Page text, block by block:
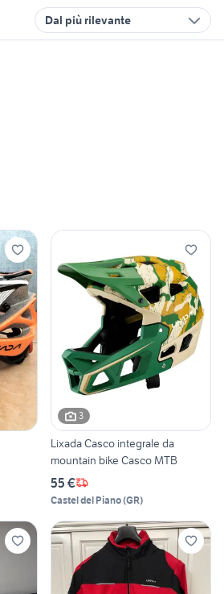
Dal più rilevante
3
Lixada Casco integrale da
mountain bike Casco MTB
55 €
Castel del Piano(GR)